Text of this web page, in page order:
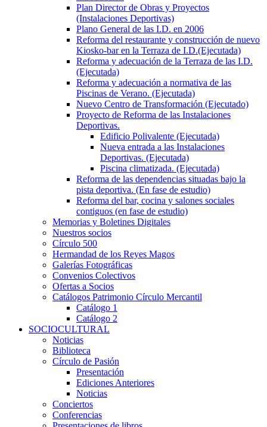
Plan Director de Obras y Proyectos
(Instalaciones Deportivas)
Plano General de las I.D. en 2006
Reforma del restaurante y construcción de nuevo
Kiosko-bar en la Terraza de I.D.(Ejecutada)
Reforma y adecuación de la Terraza de las I.D.
(Ejecutada)
Reforma y adecuación a normativa de las
Piscinas de Verano. (Ejecutada)
Nuevo Centro de Transformación (Ejecutado)
Proyecto de Reforma de las Instalaciones
Deportivas.
Edificio Polivalente (Ejecutada)
Nueva entrada a las Instalaciones
Deportivas. (Ejecutada)
Piscina climatizada. (Ejecutada)
Reforma de las dependencias situadas bajo la
pista deportiva. (En fase de estudio)
Reforma del bar, cocina y salones sociales
contiguos (en fase de estudio)
Memorias y Boletines Digitales
Nuestros socios
Círculo 500
Hermandad de los Reyes Magos
Galerías Fotográficas
Convenios Colectivos
Ofertas a Socios
Catálogos Patrimonio Círculo Mercantil
Catálogo 1
Catálogo 2
SOCIOCULTURAL
Noticias
Biblioteca
Círculo de Pasión
Presentación
Ediciones Anteriores
Noticias
Conciertos
Conferencias